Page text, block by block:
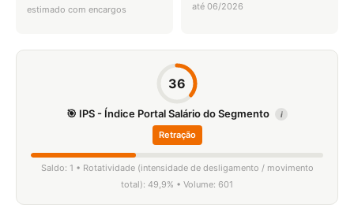
estimado com encargos até 06/2026
36
🎯 IPS - Índice Portal Salário do Segmento i
Retração
Saldo: 1 • Rotatividade (intensidade de desligamento / movimento
total): 49,9% • Volume: 601